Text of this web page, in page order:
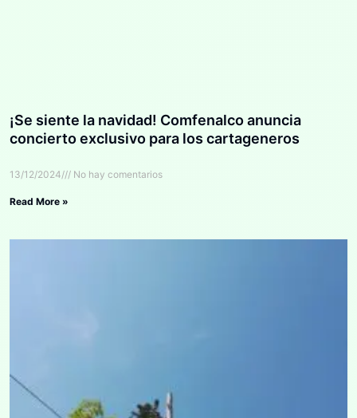
¡Se siente la navidad! Comfenalco anuncia
concierto exclusivo para los cartageneros
13/12/2024 No hay comentarios
Read More »